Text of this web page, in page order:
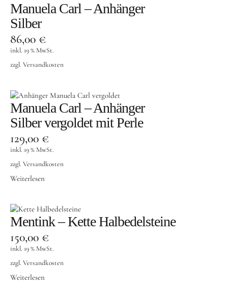
Manuela Carl – Anhänger
Silber
86,00 €
inkl. 19 % MwSt.
zzgl. Versandkosten
Manuela Carl – Anhänger
Silber vergoldet mit Perle
129,00 €
inkl. 19 % MwSt.
zzgl. Versandkosten
Weiterlesen
Mentink – Kette Halbedelsteine
150,00 €
inkl. 19 % MwSt.
zzgl. Versandkosten
Weiterlesen